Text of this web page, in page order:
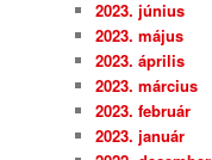
2023. június
2023. május
2023. április
2023. március
2023. február
2023. január